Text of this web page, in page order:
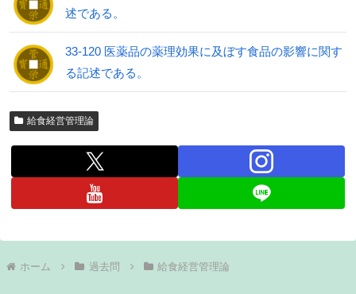
述である。
33-120 医薬品の薬理効果に及ぼす食品の影響に関す
る記述である。
給食経営管理論
ホーム 過去問 給食経営管理論